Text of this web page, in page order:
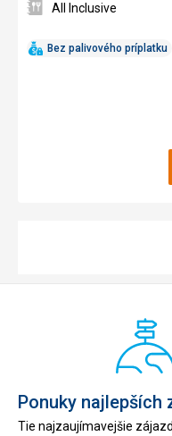
Bez palivového príplatku
All Inclusive
Ponuky najlepších
Tie najzaujímavejšie